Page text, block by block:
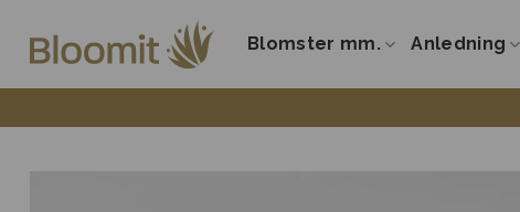
indhold
Blomster mm. Anledning